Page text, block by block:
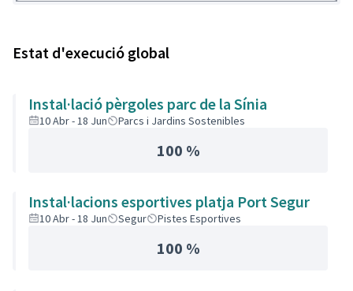
Estat d'execució global
Instal·lació pèrgoles parc de la Sínia
10 Abr - 18 Jun Parcs i Jardins Sostenibles
100 %
Instal·lacions esportives platja Port Segur
10 Abr - 18 Jun Segur Pistes Esportives
100 %